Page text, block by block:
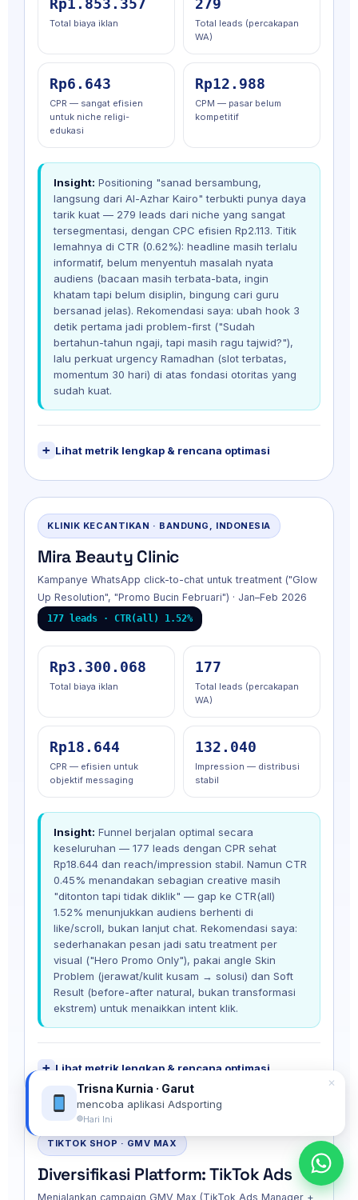
Rp1.853.357
Total biaya iklan
279
Total leads (percakapan
WA)
Rp6.643
CPR — sangat efisien
untuk niche religi-
edukasi
Rp12.988
CPM — pasar belum
kompetitif
Insight: Positioning "sanad bersambung,
langsung dari Al-Azhar Kairo" terbukti punya daya
tarik kuat — 279 leads dari niche yang sangat
tersegmentasi, dengan CPC efisien Rp2.113. Titik
lemahnya di CTR (0.62%): headline masih terlalu
informatif, belum menyentuh masalah nyata
audiens (bacaan masih terbata-bata, ingin
khatam tapi belum disiplin, bingung cari guru
bersanad jelas). Rekomendasi saya: ubah hook 3
detik pertama jadi problem-first ("Sudah
bertahun-tahun ngaji, tapi masih ragu tajwid?"),
lalu perkuat urgency Ramadhan (slot terbatas,
momentum 30 hari) di atas fondasi otoritas yang
sudah kuat.
Lihat metrik lengkap & rencana optimasi
KLINIK KECANTIKAN · BANDUNG, INDONESIA
Mira Beauty Clinic
Kampanye WhatsApp click-to-chat untuk treatment ("Glow
Up Resolution", "Promo Bucin Februari") · Jan–Feb 2026
177 leads · CTR(all) 1.52%
Rp3.300.068
Total biaya iklan
177
Total leads (percakapan
WA)
Rp18.644
CPR — efisien untuk
objektif messaging
132.040
Impression — distribusi
stabil
Insight: Funnel berjalan optimal secara
keseluruhan — 177 leads dengan CPR sehat
Rp18.644 dan reach/impression stabil. Namun CTR
0.45% menandakan sebagian creative masih
"ditonton tapi tidak diklik" — gap ke CTR(all)
1.52% menunjukkan audiens berhenti di
like/scroll, bukan lanjut chat. Rekomendasi saya:
sederhanakan pesan jadi satu treatment per
visual ("Hero Promo Only"), pakai angle Skin
Problem (jerawat/kulit kusam → solusi) dan Soft
Result (before-after natural, bukan transformasi
ekstrem) untuk menaikkan intent klik.
Lihat metrik lengkap & rencana optimasi
TIKTOK SHOP · GMV MAX
Diversifikasi Platform: TikTok Ads
Menjalankan campaign GMV Max (TikTok Ads Manager +
Trisna Kurnia · Garut
mencoba aplikasi Adsporting